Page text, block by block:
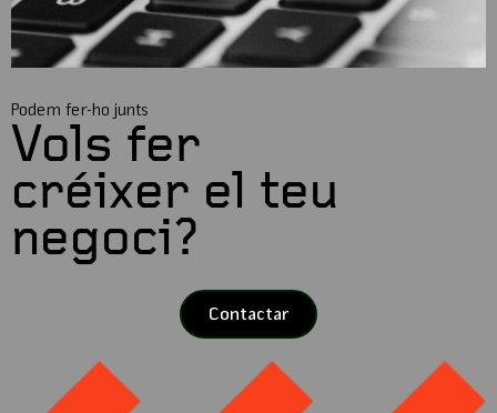
Podem fer-ho junts
Vols fer
créixer el teu
negoci?
Contactar